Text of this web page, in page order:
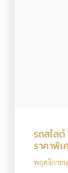
รถสไล
ราคาพิ
พฤศจิกาย